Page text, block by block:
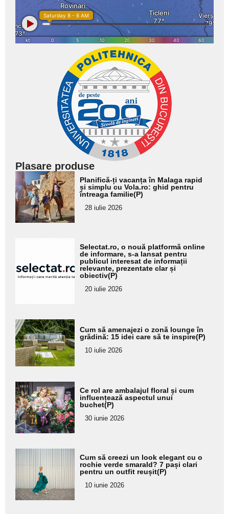
Plasare produse
Adaugă
aici textul
pentru
subtitlu
Planifică-ți vacanța în Malaga rapid
și simplu cu Vola.ro: ghid pentru
întreaga familie(P)
28 iulie 2026
pentru
subtitlu
Selectat.ro, o nouă platformă online
de informare, s-a lansat pentru
publicul interesat de informații
relevante, prezentate clar și
obiectiv(P)
20 iulie 2026
Adaugă
aici textul
pentru
subtitlu
Cum să amenajezi o zonă lounge în
grădină: 15 idei care să te inspire(P)
10 iulie 2026
Adaugă
aici textul
pentru
subtitlu
Ce rol are ambalajul floral și cum
influențează aspectul unui
buchet(P)
30 iunie 2026
Adaugă
aici textul
pentru
subtitlu
Cum să creezi un look elegant cu o
rochie verde smarald? 7 pași clari
pentru un outfit reușit(P)
10 iunie 2026